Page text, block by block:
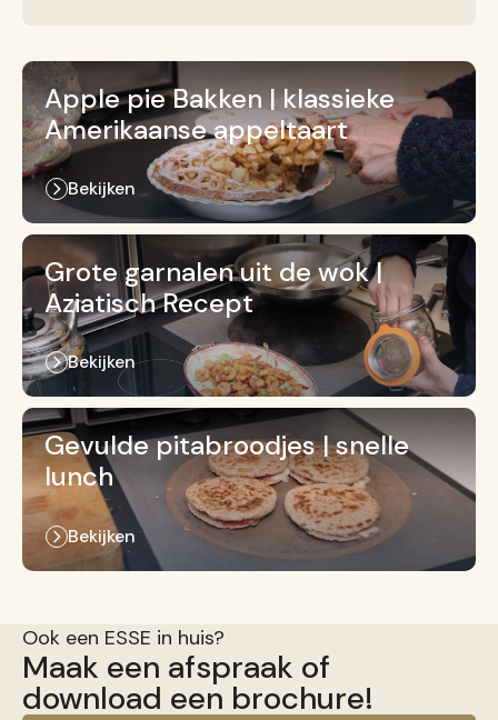
Apple pie Bakken | klassieke
Amerikaanse appeltaart
Bekijken
Grote garnalen uit de wok |
Aziatisch Recept
Bekijken
Gevulde pitabroodjes | snelle
lunch
Bekijken
Ook een ESSE in huis?
Maak een afspraak of
download een brochure!